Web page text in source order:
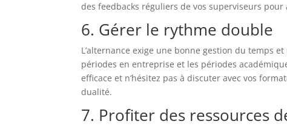
des feedbacks réguliers de vos superviseurs
6. Gérer le rythme double
L’alternance exige une bonne gestion du temps
périodes en entreprise et les périodes
efficace et n’hésitez pas à discuter avec vos
dualité.
7. Profiter des ressources